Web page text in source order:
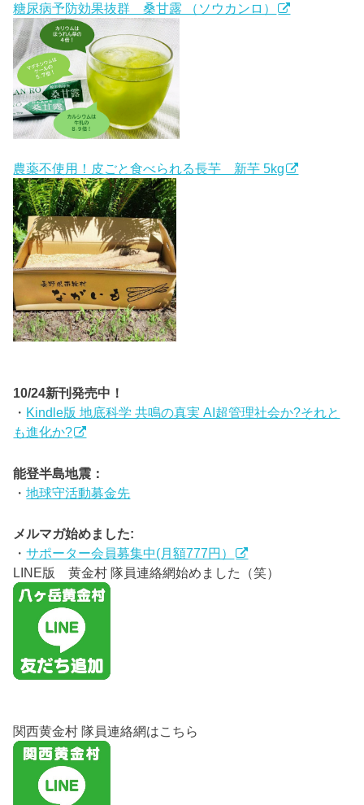
糖尿病予防効果抜群 桑甘露 （ソウカンロ）
農薬不使用！皮ごと食べられる長芋 新芋 5kg
10/24新刊発売中！
・ Kindle版 地底科学 共鳴の真実 AI超管理社会か?それと
も進化か?
能登半島地震：
・地球守活動募金先
メルマガ始めました:
・サポーター会員募集中(月額777円）
LINE版 黄金村 隊員連絡網始めました（笑）
関西黄金村 隊員連絡網はこちら